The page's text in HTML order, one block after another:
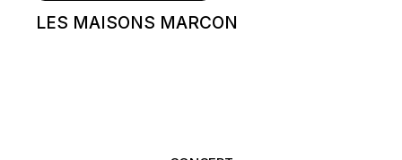
LES MAISONS MARCON